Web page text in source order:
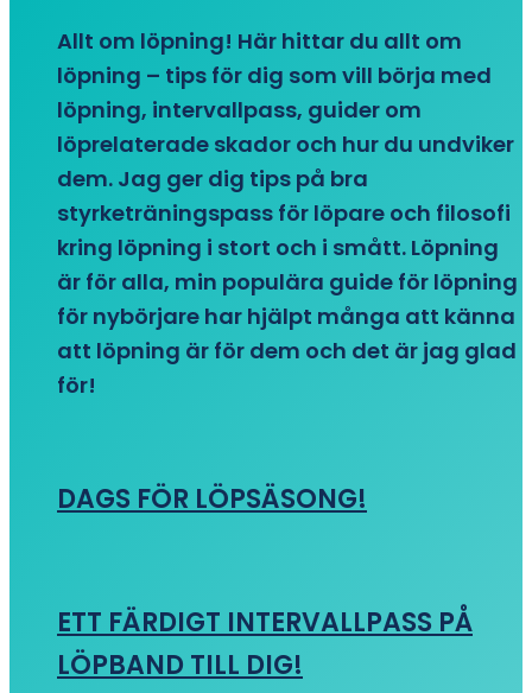
Allt om löpning! Här hittar du allt om
löpning – tips för dig som vill börja med
löpning, intervallpass, guider om
löprelaterade skador och hur du undviker
dem. Jag ger dig tips på bra
styrketräningspass för löpare och filosofi
kring löpning i stort och i smått. Löpning
är för alla, min populära guide för löpning
för nybörjare har hjälpt många att känna
att löpning är för dem och det är jag glad
för!
DAGS FÖR LÖPSÄSONG!
ETT FÄRDIGT INTERVALLPASS PÅ
LÖPBAND TILL DIG!